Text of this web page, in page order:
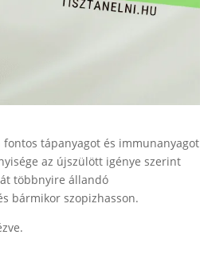
tápanyagot és immunanyagot
az újszülött igénye szerint
többnyire állandó
bármikor szopizhasson.